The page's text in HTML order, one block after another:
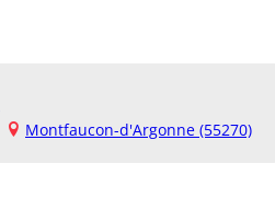
Montfaucon-d'Argonne (55270)